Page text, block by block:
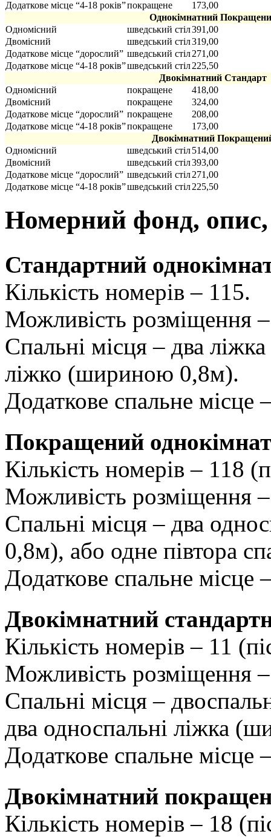
Додаткове місце “4-18 років”покращене
173,00
Однокімнатний
Одномісний
шведський стіл391,00
Двомісний
шведський стіл319,00
Додаткове місце “дорослий” шведський стіл271,00
Додаткове місце “4-18 років”шведський стіл225,50
Двокімнатний Стандарт
Одномісний
покращене
418,00
Двомісний
покращене
324,00
Додаткове місце “дорослий” покращене
208,00
Додаткове місце “4-18 років”покращене
173,00
Двокімнатний
Одномісний
шведський стіл514,00
Двомісний
шведський стіл393,00
Додаткове місце “дорослий” шведський стіл271,00
Додаткове місце “4-18 років”шведський стіл225,50
Номерний фонд,
Стандартний
Кількість номерів – 115.
Можливість розміщення
Спальні місця – два
ліжко (шириною 0,8м).
Додаткове спальне місце
Покращений
Кількість номерів – 118
Можливість розміщення
Спальні місця – два
0,8м), або одне півтора
Додаткове спальне місце
Двокімнатний
Кількість номерів – 11
Можливість розміщення
Спальні місця –
два односпальні ліжка
Додаткове спальне місце
Двокімнатний
Кількість номерів – 18